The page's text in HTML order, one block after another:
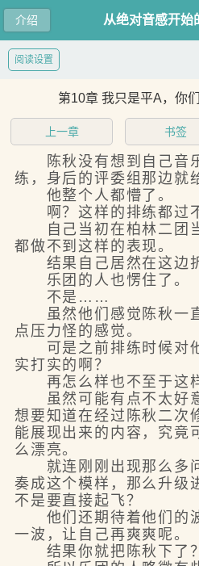
介绍 从绝对音感开始
阅读设置
第10章 我只是平A，你
上一章 书签
陈秋没有想到自己音
练，身后的评委组那边就
他整个人都懵了。
啊？这样的排练都过不
自己当初在柏林二团当
都做不到这样的表现。
结果自己居然在这边折
乐团的人也愣住了。
不是……
虽然他们感觉陈秋一
点压力怪的感觉。
可是之前排练时候对
实打实的啊？
再怎么样也不至于这样
虽然可能有点不太好
想要知道在经过陈秋二次
能展现出来的内容，究竟
么漂亮。
就连刚刚出现那么多
奏成这个模样，那么升级
不是要直接起飞？
他们还期待着他们的
一波，让自己再爽爽呢。
结果你就把陈秋下了？